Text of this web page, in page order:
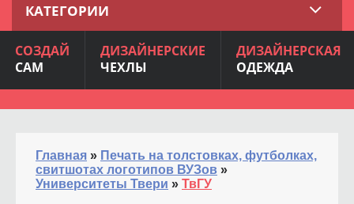
КАТЕГОРИИ
СОЗДАЙ
САМ
ДИЗАЙНЕРСКИЕ
ЧЕХЛЫ
ДИЗАЙНЕРСКАЯ
ОДЕЖДА
Главная » Печать на толстовках, футболках,
свитшотах логотипов ВУЗов »
Университеты Твери » ТвГУ